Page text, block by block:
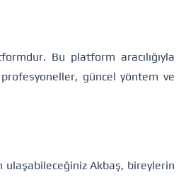
Bu platform aracılığıyla
güncel yöntem ve
ulaşabileceğiniz Akbaş, bireylerin